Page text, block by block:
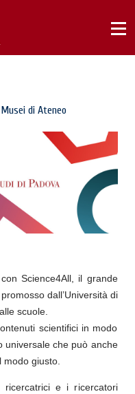
di Ateneo
Science4All, il grande
dall’Università di
scuole.
scientifici in modo
universale che può anche
giusto.
ricercatrici e i ricercatori